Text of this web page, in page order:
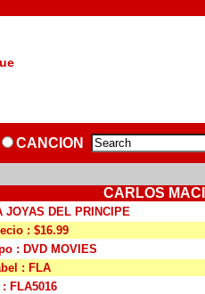
CANCION
CARLOS
JOYAS DEL PRINCIPE
: $16.99
: DVD MOVIES
: FLA
: FLA5016